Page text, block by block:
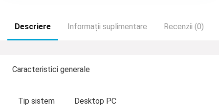
Descriere Informații suplimentare Recenzii (0)
Caracteristici generale
Tip sistem Desktop PC